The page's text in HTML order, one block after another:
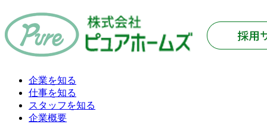
企業を知る
仕事を知る
スタッフを知る
企業概要